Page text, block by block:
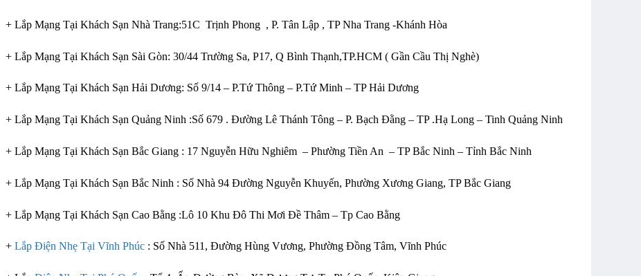
+ Lắp Mạng Tại Khách Sạn Nhà Trang:51C Trịnh Phong , P. Tân Lập , TP Nha Trang -Khánh Hòa
+ Lắp Mạng Tại Khách Sạn Sài Gòn: 30/44 Trường Sa, P17, Q Bình Thạnh,TP.HCM ( Gần Cầu Thị Nghè)
+ Lắp Mạng Tại Khách Sạn Hải Dương: Số 9/14 – P.Tứ Thông – P.Tứ Minh – TP Hải Dương
+ Lắp Mạng Tại Khách Sạn Quảng Ninh :Số 679 . Đường Lê Thánh Tông – P. Bạch Đằng – TP .Hạ Long – Tinh Quảng Ninh
+ Lắp Mạng Tại Khách Sạn Bắc Giang : 17 Nguyễn Hữu Nghiêm – Phường Tiền An – TP Bắc Ninh – Tỉnh Bắc Ninh
+ Lắp Mạng Tại Khách Sạn Bắc Ninh : Số Nhà 94 Đường Nguyễn Khuyến, Phường Xương Giang, TP Bắc Giang
+ Lắp Mạng Tại Khách Sạn Cao Bằng :Lô 10 Khu Đô Thi Mơi Đề Thâm – Tp Cao Bằng
+ Lắp Điện Nhẹ Tại Vĩnh Phúc : Số Nhà 511, Đường Hùng Vương, Phường Đồng Tâm, Vĩnh Phúc